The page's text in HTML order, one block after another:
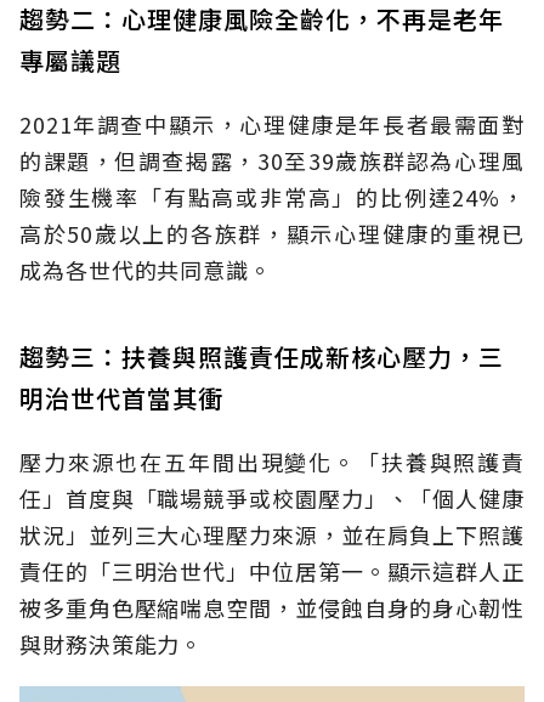
趨勢二：心理健康風險全齡化，不再是老年
專屬議題
2021年調查中顯示，心理健康是年長者最需面對
的課題，但調查揭露，30至39歲族群認為心理風
險發生機率「有點高或非常高」的比例達24%，
高於50歲以上的各族群，顯示心理健康的重視已
成為各世代的共同意識。
趨勢三：扶養與照護責任成新核心壓力，三
明治世代首當其衝
壓力來源也在五年間出現變化。「扶養與照護責
任」首度與「職場競爭或校園壓力」、「個人健康
狀況」並列三大心理壓力來源，並在肩負上下照護
責任的「三明治世代」中位居第一。顯示這群人正
被多重角色壓縮喘息空間，並侵蝕自身的身心韌性
與財務決策能力。